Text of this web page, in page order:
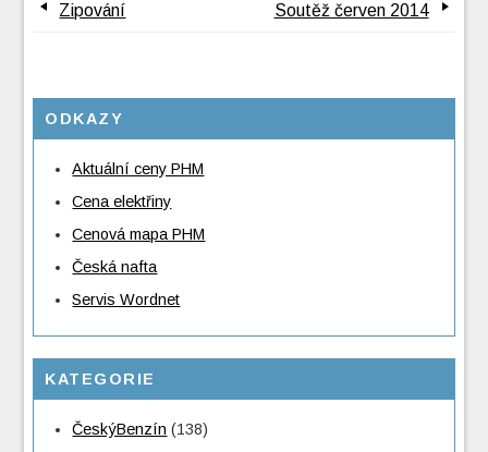
Zipování Soutěž červen 2014
ODKAZY
Aktuální ceny PHM
Cena elektřiny
Cenová mapa PHM
Česká nafta
Servis Wordnet
KATEGORIE
ČeskýBenzín (138)